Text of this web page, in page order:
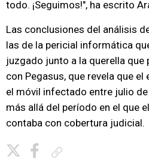
todo. ¡Seguimos!", ha escrito
Las conclusiones del análisis
las de la pericial informática
juzgado junto a la querella que
con Pegasus, que revela que el
el móvil infectado entre julio
más allá del período en el que
contaba con cobertura judicial.